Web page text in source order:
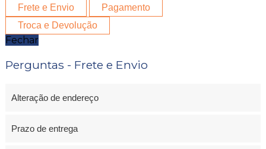
Frete e Envio
Pagamento
Troca e Devolução
Fechar
Perguntas - Frete e Envio
Alteração de endereço
Prazo de entrega